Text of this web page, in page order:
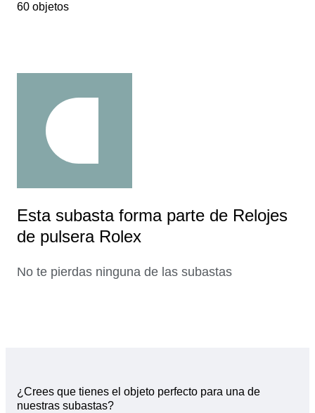
60 objetos
Esta subasta forma parte de Relojes
de pulsera Rolex
No te pierdas ninguna de las subastas
¿Crees que tienes el objeto perfecto para una de
nuestras subastas?